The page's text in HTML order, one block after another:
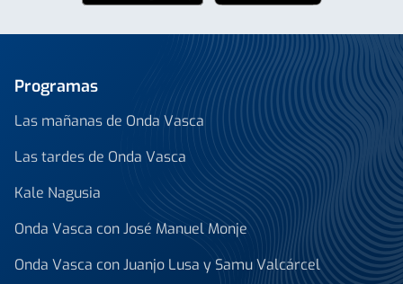
Programas
Las mañanas de Onda Vasca
Las tardes de Onda Vasca
Kale Nagusia
Onda Vasca con José Manuel Monje
Onda Vasca con Juanjo Lusa y Samu Valcárcel